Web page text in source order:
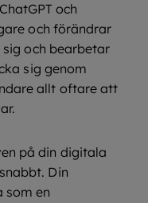
och
och förändrar
och bearbetar
sig genom
allt oftare att
på din digitala
Din
som en